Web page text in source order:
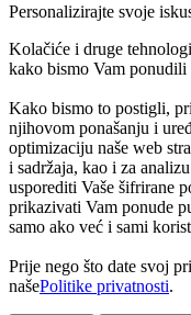
Personalizirajte svoje
Kolačiće i druge
kako bismo Vam
Kako bismo to postigli,
njihovom ponašanju i
optimizaciju naše web
i sadržaja, kao i za
usporediti Vaše šifrirane
prikazivati Vam ponude
samo ako već i sami
Prije nego što date svoj
našePolitike privatnosti.